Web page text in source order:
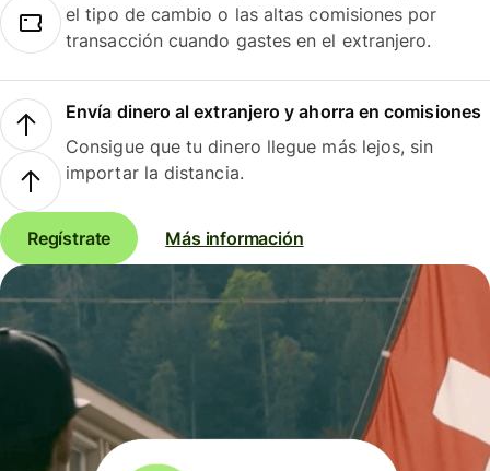
el tipo de cambio o las altas comisiones por
transacción cuando gastes en el extranjero.
Envía dinero al extranjero y ahorra en comisiones
Consigue que tu dinero llegue más lejos, sin
importar la distancia.
Regístrate Más información